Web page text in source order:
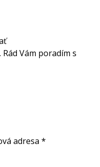
Vám poradím s
adresa *